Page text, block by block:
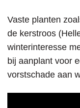
Vaste planten
de kerstroos
winterinteresse
bij aanplant voor
vorstschade aan